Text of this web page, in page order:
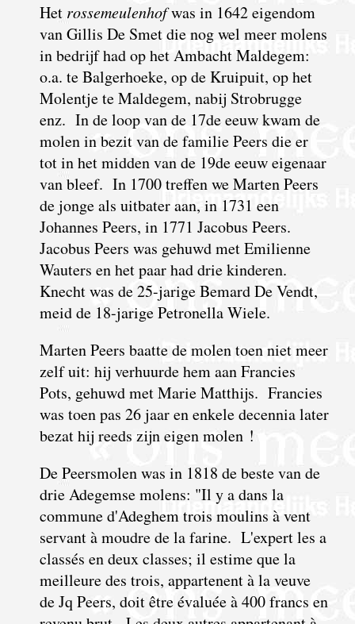
Het rossemeulenhofwas in 1642 eigendom
van Gillis De Smet die nog wel meer molens
in bedrijf had op het Ambacht Maldegem:
o.a. te Balgerhoeke, op de Kruipuit, op het
Molentje te Maldegem, nabij Strobrugge
enz. In de loop van de 17de eeuw kwam de
molen in bezit van de familie Peers die er
tot in het midden van de 19de eeuw eigenaar
van bleef. In 1700 treffen we Marten Peers
de jonge als uitbater aan, in 1731 een
Johannes Peers, in 1771 Jacobus Peers.
Jacobus Peers was gehuwd met Emilienne
Wauters en het paar had drie kinderen.
Knecht was de 25-jarige Bemard De Vendt,
meid de 18-jarige Petronella Wiele.
Marten Peers baatte de molen toen niet meer
zelf uit: hij verhuurde hem aan Francies
Pots, gehuwd met Marie Matthijs. Francies
was toen pas 26 jaar en enkele decennia later
bezat hij reeds zijn eigen molen !
De Peersmolen was in 1818 de beste van de
drie Adegemse molens: "Il y a dans la
commune d'Adeghem trois moulins à vent
servant à moudre de la farine. L'expert les a
classés en deux classes; il estime que la
meilleure des trois, appartenent à la veuve
de Jq Peers, doit être évaluée à 400 francs en